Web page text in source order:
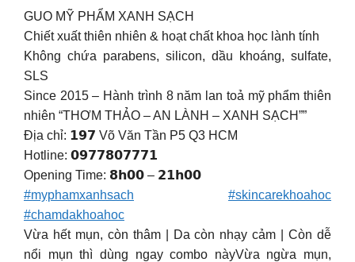
GUO MỸ PHẨM XANH SẠCH
Chiết xuất thiên nhiên & hoạt chất khoa học lành tính
Không chứa parabens, silicon, dầu khoáng, sulfate,
SLS
Since 2015 – Hành trình 8 năm lan toả mỹ phẩm thiên
nhiên “THƠM THẢO – AN LÀNH – XANH SẠCH””
Địa chỉ: 𝟭𝟵𝟳 Võ Văn Tần P5 Q3 HCM
Hotline: 𝟬𝟵𝟳𝟳𝟴𝟬𝟳𝟳𝟳𝟭
Opening Time: 𝟴𝗵𝟬𝟬 – 𝟮𝟭𝗵𝟬𝟬
#myphamxanhsach
#skincarekhoahoc
#chamdakhoahoc
Vừa hết mụn, còn thâm | Da còn nhạy cảm | Còn dễ
nổi mụn thì dùng ngay combo nàyVừa ngừa mụn,